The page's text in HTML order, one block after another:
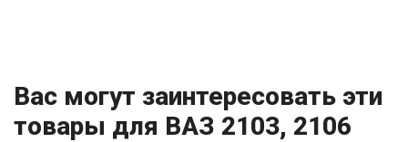
Вас могут заинтересовать эти
товары для ВАЗ 2103, 2106